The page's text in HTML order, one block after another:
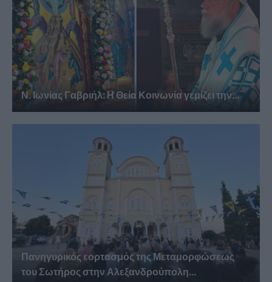
Ν. Ιωνίας Γαβριήλ: Η Θεία Κοινωνία γεμίζει την...
Πανηγυρικός εορτασμός της Μεταμορφώσεως
του Σωτήρος στην Αλεξανδρούπολη...